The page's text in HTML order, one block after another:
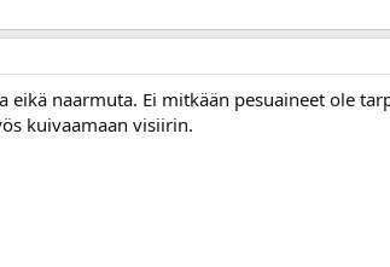
naarmuta. Ei mitkään pesuaineet ole
kuivaamaan visiirin.